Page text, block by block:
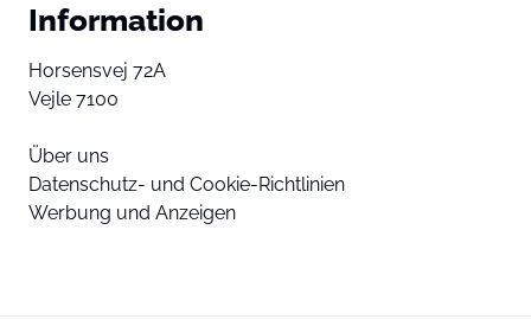
Information
Horsensvej 72A
Vejle 7100
Über uns
Datenschutz- und Cookie-Richtlinien
Werbung und Anzeigen